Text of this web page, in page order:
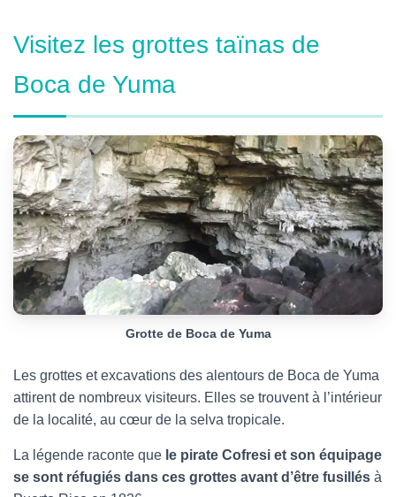
Visitez les grottes taïnas de
Boca de Yuma
Grotte de Boca de Yuma
Les grottes et excavations des alentours de Boca de Yuma
attirent de nombreux visiteurs. Elles se trouvent à l’intérieur
de la localité, au cœur de la selva tropicale.
La légende raconte que le pirate Cofresi et son équipage
se sont réfugiés dans ces grottes avant d’être fusillés à